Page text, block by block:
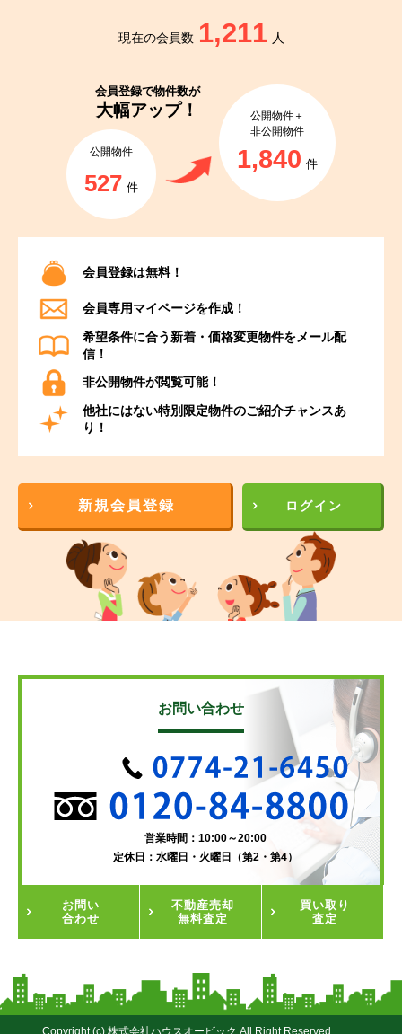
現在の会員数 1,211 人
会員登録で物件数が
大幅アップ！
公開物件
527 件
公開物件＋
非公開物件
1,840 件
会員登録は無料！
会員専用マイページを作成！
希望条件に合う新着・価格変更物件をメール配
信！
非公開物件が閲覧可能！
他社にはない特別限定物件のご紹介チャンスあ
り！
新規会員登録 ログイン
お問い合わせ
営業時間：10:00～20:00
定休日：水曜日・火曜日（第2・第4）
お問い
合わせ
不動産売却
無料査定
買い取り
査定
Copyright (c) 株式会社ハウスオービック All Right Reserved.